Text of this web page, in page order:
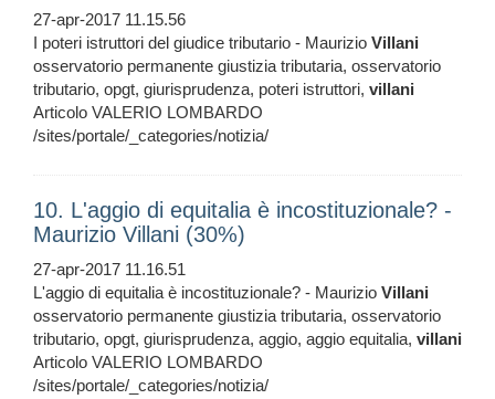
27-apr-2017 11.15.56
I poteri istruttori del giudice tributario - Maurizio Villani
osservatorio permanente giustizia tributaria, osservatorio
tributario, opgt, giurisprudenza, poteri istruttori, villani
Articolo VALERIO LOMBARDO
/sites/portale/_categories/notizia/
10. L'aggio di equitalia è incostituzionale? -
Maurizio Villani (30%)
27-apr-2017 11.16.51
L'aggio di equitalia è incostituzionale? - Maurizio Villani
osservatorio permanente giustizia tributaria, osservatorio
tributario, opgt, giurisprudenza, aggio, aggio equitalia, villani
Articolo VALERIO LOMBARDO
/sites/portale/_categories/notizia/